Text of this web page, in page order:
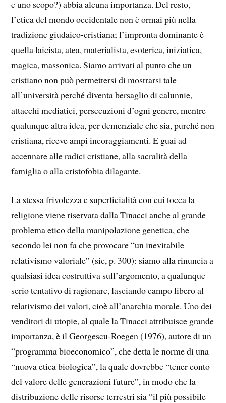
e uno scopo?) abbia alcuna importanza. Del resto,
l’etica del mondo occidentale non è ormai più nella
tradizione giudaico-cristiana; l’impronta dominante è
quella laicista, atea, materialista, esoterica, iniziatica,
magica, massonica. Siamo arrivati al punto che un
cristiano non può permettersi di mostrarsi tale
all’università perché diventa bersaglio di calunnie,
attacchi mediatici, persecuzioni d’ogni genere, mentre
qualunque altra idea, per demenziale che sia, purché non
cristiana, riceve ampi incoraggiamenti. E guai ad
accennare alle radici cristiane, alla sacralità della
famiglia o alla cristofobia dilagante.
La stessa frivolezza e superficialità con cui tocca la
religione viene riservata dalla Tinacci anche al grande
problema etico della manipolazione genetica, che
secondo lei non fa che provocare “un inevitabile
relativismo valoriale” (sic, p. 300): siamo alla rinuncia a
qualsiasi idea costruttiva sull’argomento, a qualunque
serio tentativo di ragionare, lasciando campo libero al
relativismo dei valori, cioè all’anarchia morale. Uno dei
venditori di utopie, al quale la Tinacci attribuisce grande
importanza, è il Georgescu-Roegen (1976), autore di un
“programma bioeconomico”, che detta le norme di una
“nuova etica biologica”, la quale dovrebbe “tener conto
del valore delle generazioni future”, in modo che la
distribuzione delle risorse terrestri sia “il più possibile